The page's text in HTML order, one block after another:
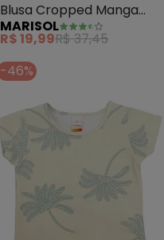
Blusa Cropped Manga
MARISOL
R$ 19,99R$ 37,45
-46%